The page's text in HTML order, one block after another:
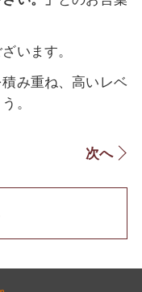
います。
み重ね、高いレベ
。
次へ